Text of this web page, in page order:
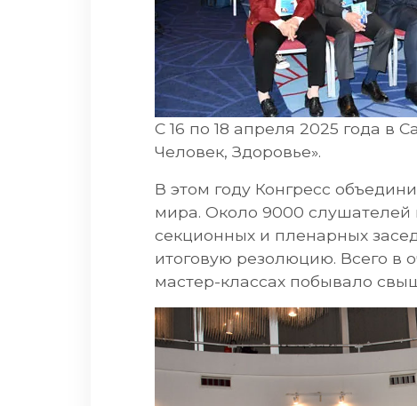
С 16 по 18 апреля 2025 года в
Человек, Здоровье».
В этом году Конгресс
мира. Около 9000 слушателей
секционных и пленарных
итоговую резолюцию. Всего в
мастер-классах побывало